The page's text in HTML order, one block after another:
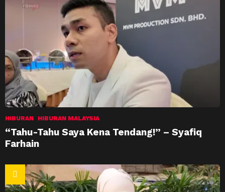
HIBURAN HIBURAN MALAYSIA
“Tahu-Tahu Saya Kena Tendang!” – Syafiq
Farhain